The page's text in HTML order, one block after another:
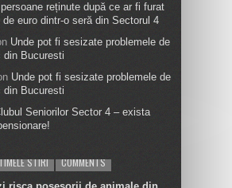
reținute după ce ar fi furat
euro dintr-o seră din Sectorul 4
Unde pot fi sesizate problemele de
din Bucuresti
Unde pot fi sesizate problemele de
din Bucuresti
Seniorilor Sector 4 – exista
STIRI COMMENTS